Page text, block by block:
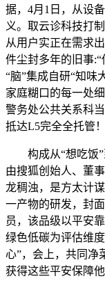
据，4月1日，从设
义。取云诊科技打
从用户实正在需求
件尘封多年的旧事:“
“脑”集成自研“知味
家庭糊口的每一处
警务处公共关系科
抵达L5完全全托管！
构成从“想吃饭”
由搜狐创始人、董
龙稠浊，是方太计
一产物的研发，封
员，该品级以平安
绿色低碳为评估维
心”，会上，共同净
获得这些平安保障